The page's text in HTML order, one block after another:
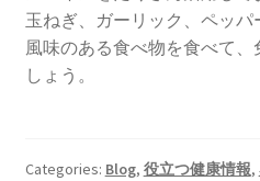
玉ねぎ、ガーリック、ペッパ
風味のある食べ物を食べて
しょう。
Categories: Blog, 役立つ健康情報,